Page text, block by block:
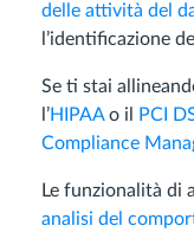
delle attività del
l’identificazione
Se ti stai
l’HIPAAo il PCI
Compliance
Le funzionalità di
analisi del